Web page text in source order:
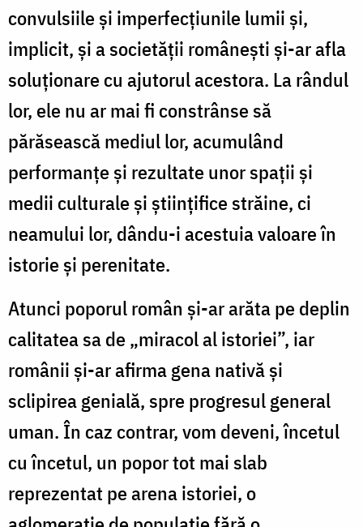
convulsiile şi imperfecţiunile lumii şi,
implicit, şi a societăţii româneşti şi-ar afla
soluţionare cu ajutorul acestora. La rândul
lor, ele nu ar mai fi constrânse să
părăsească mediul lor, acumulând
performanţe şi rezultate unor spaţii şi
medii culturale şi ştiinţifice străine, ci
neamului lor, dându-i acestuia valoare în
istorie şi perenitate.
Atunci poporul român şi-ar arăta pe deplin
calitatea sa de „miracol al istoriei”, iar
românii şi-ar afirma gena nativă şi
sclipirea genială, spre progresul general
uman. În caz contrar, vom deveni, încetul
cu încetul, un popor tot mai slab
reprezentat pe arena istoriei, o